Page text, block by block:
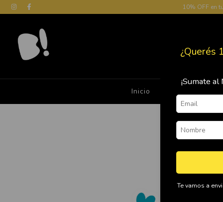
10% OFF en
Inicio
¿Querés
¡Sumate
Te vamos a